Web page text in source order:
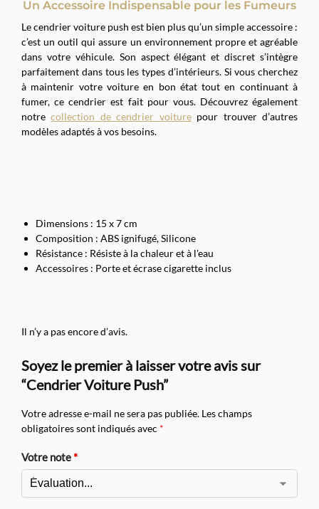
Un Accessoire Indispensable pour les Fumeurs
Le cendrier voiture push est bien plus qu’un simple accessoire :
c’est un outil qui assure un environnement propre et agréable
dans votre véhicule. Son aspect élégant et discret s’intègre
parfaitement dans tous les types d’intérieurs. Si vous cherchez
à maintenir votre voiture en bon état tout en continuant à
fumer, ce cendrier est fait pour vous. Découvrez également
notrecollection de cendrier voiturepour trouver d’autres
modèles adaptés à vos besoins.
Dimensions : 15 x 7 cm
Composition : ABS ignifugé, Silicone
Résistance : Résiste à la chaleur et à l'eau
Accessoires : Porte et écrase cigarette inclus
Il n’y a pas encore d’avis.
Soyez le premier à laisser votre avis sur
“Cendrier Voiture Push”
Votre adresse e-mail ne sera pas publiée. Les champs
obligatoires sont indiqués avec *
Votre note*